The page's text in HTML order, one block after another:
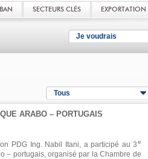
SECTEURS CLÉS EXPORTATION
Je voudrais
Tous
ARABO – PORTUGAIS
PDG Ing. Nabil Itani, a participé au 3e
– portugais, organisé par la Chambre de